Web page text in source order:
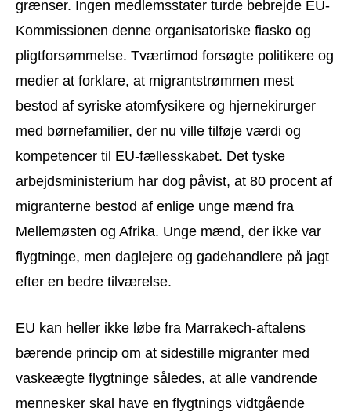
grænser. Ingen medlemsstater turde bebrejde EU-
Kommissionen denne organisatoriske fiasko og
pligtforsømmelse. Tværtimod forsøgte politikere og
medier at forklare, at migrantstrømmen mest
bestod af syriske atomfysikere og hjernekirurger
med børnefamilier, der nu ville tilføje værdi og
kompetencer til EU-fællesskabet. Det tyske
arbejdsministerium har dog påvist, at 80 procent af
migranterne bestod af enlige unge mænd fra
Mellemøsten og Afrika. Unge mænd, der ikke var
flygtninge, men daglejere og gadehandlere på jagt
efter en bedre tilværelse.
EU kan heller ikke løbe fra Marrakech-aftalens
bærende princip om at sidestille migranter med
vaskeægte flygtninge således, at alle vandrende
mennesker skal have en flygtnings vidtgående